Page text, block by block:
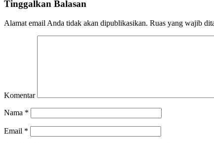
Tinggalkan Balasan
Alamat email Anda tidak akan dipublikasikan. Ruas yang wajib
Komentar
Nama *
Email *